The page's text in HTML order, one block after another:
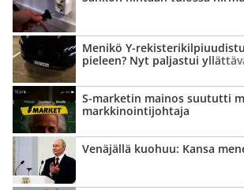
Menikö Y-
pieleen? Nyt paljastui
S-marketin mainos suututti
markkinointi­johtaja
Venäjällä kuohuu: Kansa